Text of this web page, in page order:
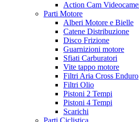
Action Cam
Parti Motore
Alberi Motore e Bielle
Catene Distribuzione
Disco Frizione
Guarnizioni motore
Sfiati Carburatori
Vite tappo motore
Filtri Aria Cross Enduro
Filtri Olio
Pistoni 2 Tempi
Pistoni 4 Tempi
Scarichi
Parti Ciclistica